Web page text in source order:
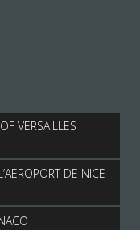
VERSAILLES
DE NICE